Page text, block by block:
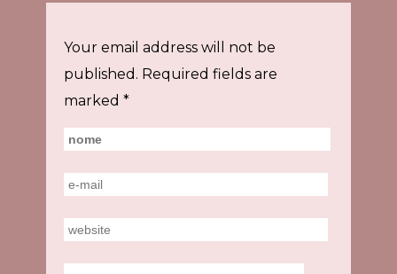
Your email address will not be
published. Required fields are
marked *